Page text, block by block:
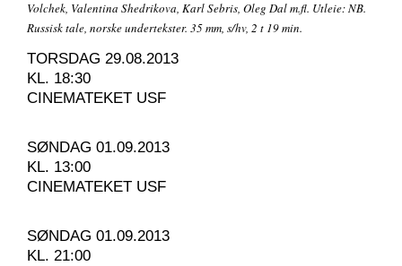
Volchek, Valentina Shedrikova, Karl Sebris, Oleg Dal m.fl. Utleie: NB.
Russisk tale, norske undertekster. 35 mm, s/hv, 2 t 19 min.
TORSDAG 29.08.2013
KL. 18:30
CINEMATEKET USF
SØNDAG 01.09.2013
KL. 13:00
CINEMATEKET USF
SØNDAG 01.09.2013
KL. 21:00